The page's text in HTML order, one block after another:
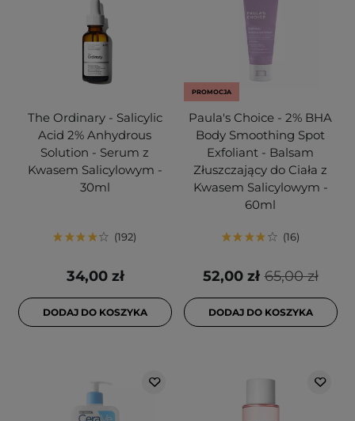
The Ordinary - Salicylic
Acid 2% Anhydrous
Solution - Serum z
Kwasem Salicylowym -
30ml
192
34,00 zł
DODAJ DO KOSZYKA
PROMOCJA
Paula's Choice - 2% BHA
Body Smoothing Spot
Exfoliant - Balsam
Złuszczający do Ciała z
Kwasem Salicylowym -
60ml
16
65,00 zł
52,00 zł
DODAJ DO KOSZYKA